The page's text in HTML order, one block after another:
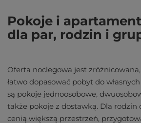
Pokoje i
dla par, rodzin i
Oferta noclegowa jest
łatwo dopasować pobyt do
są pokoje jednoosobowe,
także pokoje z dostawką. Dla rodzin
cenią większą przestrzeń,